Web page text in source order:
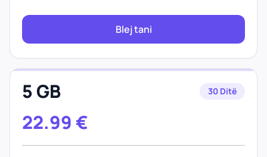
Blej tani
5 GB 30 Ditë
22.99 €